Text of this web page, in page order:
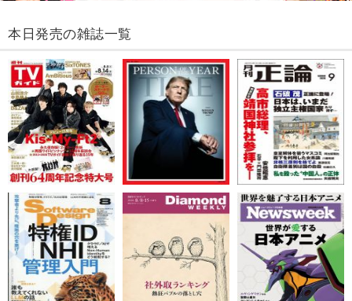
本日発売の雑誌一覧